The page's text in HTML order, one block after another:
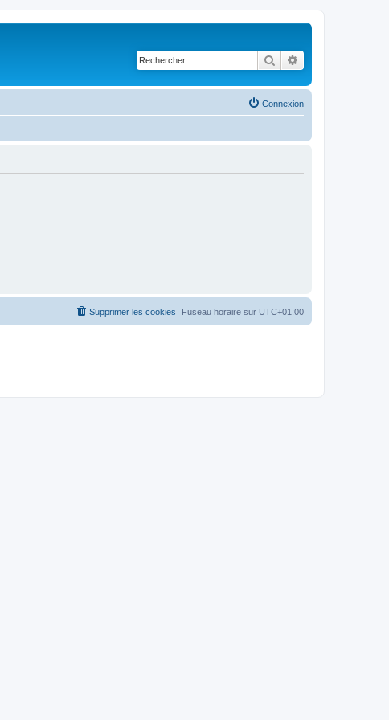
Rechercher
Connexion
Fuseau horaire sur UTC+01:00
Supprimer les cookies